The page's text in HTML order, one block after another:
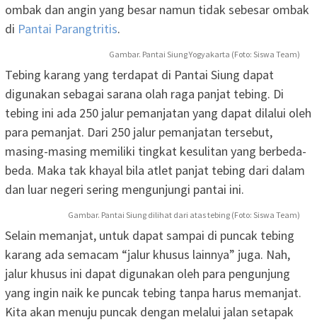
ombak dan angin yang besar namun tidak sebesar ombak
di Pantai Parangtritis.
Gambar. Pantai Siung Yogyakarta (Foto: Siswa Team)
Tebing karang yang terdapat di Pantai Siung dapat
digunakan sebagai sarana olah raga panjat tebing. Di
tebing ini ada 250 jalur pemanjatan yang dapat dilalui oleh
para pemanjat. Dari 250 jalur pemanjatan tersebut,
masing-masing memiliki tingkat kesulitan yang berbeda-
beda. Maka tak khayal bila atlet panjat tebing dari dalam
dan luar negeri sering mengunjungi pantai ini.
Gambar. Pantai Siung dilihat dari atas tebing (Foto: Siswa Team)
Selain memanjat, untuk dapat sampai di puncak tebing
karang ada semacam “jalur khusus lainnya” juga. Nah,
jalur khusus ini dapat digunakan oleh para pengunjung
yang ingin naik ke puncak tebing tanpa harus memanjat.
Kita akan menuju puncak dengan melalui jalan setapak